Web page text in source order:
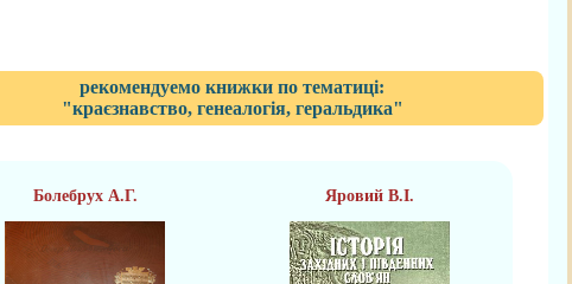
рекомендуемо книжки по тематиці:
"краєзнавство, генеалогія, геральдика"
Болебрух А.Г. Яровий В.І.